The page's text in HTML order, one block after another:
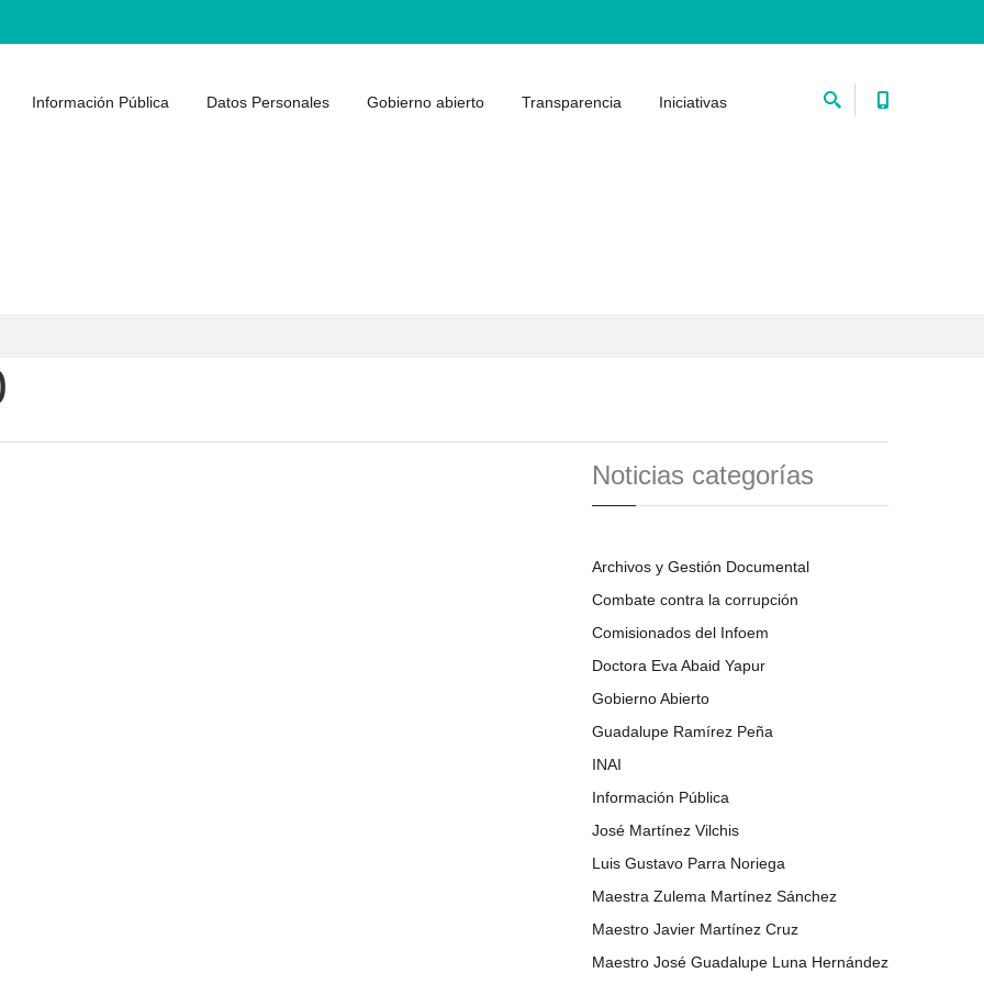
Información Pública Datos Personales Gobierno abierto Transparencia Iniciativas
Noticias categorías
Archivos y Gestión Documental
Combate contra la corrupción
Comisionados del Infoem
Doctora Eva Abaid Yapur
Gobierno Abierto
Guadalupe Ramírez Peña
INAI
Información Pública
José Martínez Vilchis
Luis Gustavo Parra Noriega
Maestra Zulema Martínez Sánchez
Maestro Javier Martínez Cruz
Maestro José Guadalupe Luna Hernández